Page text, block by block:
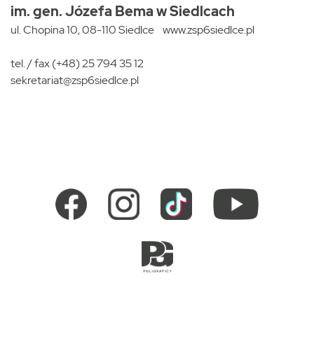
im. gen. Józefa Bema w Siedlcach
ul. Chopina 10, 08-110 Siedlce www.zsp6siedlce.pl
tel. / fax (+48) 25 794 35 12
sekretariat@zsp6siedlce.pl